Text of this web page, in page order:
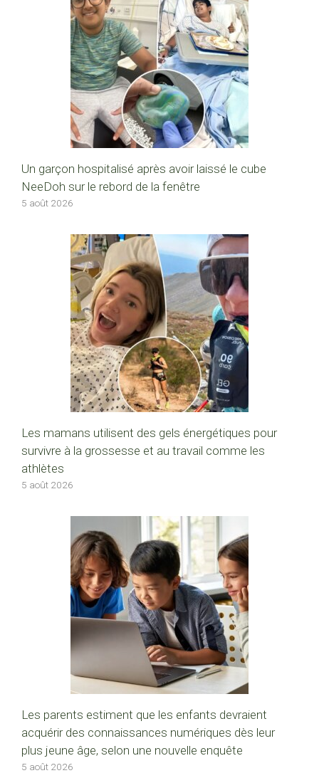
Un garçon hospitalisé après avoir laissé le cube
NeeDoh sur le rebord de la fenêtre
5 août 2026
Les mamans utilisent des gels énergétiques pour
survivre à la grossesse et au travail comme les
athlètes
5 août 2026
Les parents estiment que les enfants devraient
acquérir des connaissances numériques dès leur
plus jeune âge, selon une nouvelle enquête
5 août 2026